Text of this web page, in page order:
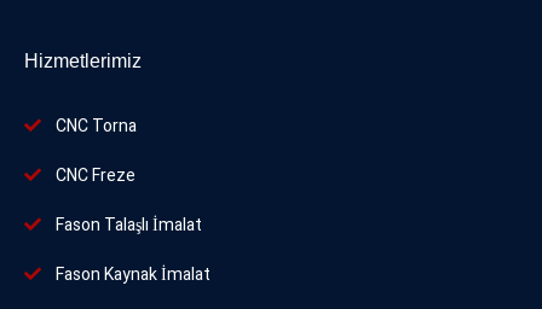
Hizmetlerimiz
CNC Torna
CNC Freze
Fason Talaşlı İmalat
Fason Kaynak İmalat